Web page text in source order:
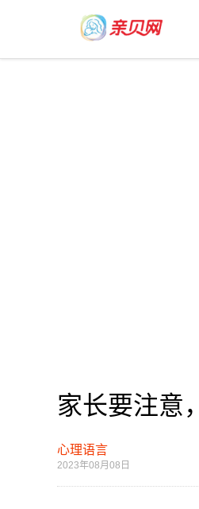
家长要注意
心理语言
2023年08月08日